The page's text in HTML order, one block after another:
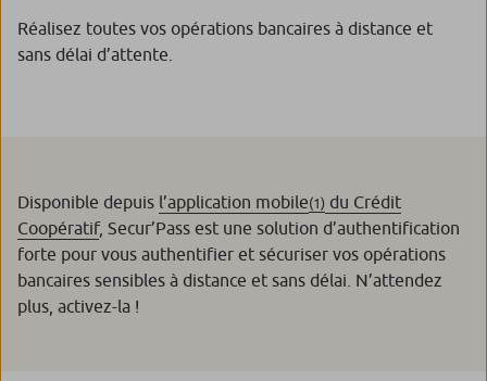
Réalisez toutes vos opérations bancaires à distance et
sans délai d’attente.
Disponible depuis l’application mobile(1) du Crédit
Coopératif, Secur’Pass est une solution d’authentification
forte pour vous authentifier et sécuriser vos opérations
bancaires sensibles à distance et sans délai. N’attendez
plus, activez-la !